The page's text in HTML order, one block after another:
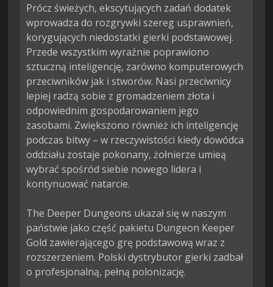
Prócz świeżych, ekscytujących zadań dodatek
wprowadza do rozgrywki szereg usprawnień,
korygujących niedostatki gierki podstawowej.
Przede wszystkim wyraźnie poprawiono
sztuczną inteligencję, zarówno komputerowych
przeciwników jak i stworów. Nasi przeciwnicy
lepiej radzą sobie z gromadzeniem złota i
odpowiednim gospodarowaniem jego
zasobami. Zwiększono również ich inteligencję
podczas bitwy – w rzeczywistości kiedy dowódca
oddziału zostaje pokonany, żołnierze umieą
wybrać spośród siebie nowego lidera i
kontynuować natarcie.
The Deeper Dungeons ukazał się w naszym
państwie jako część pakietu Dungeon Keeper
Gold zawierającego grę podstawową wraz z
rozszerzeniem. Polski dystrybutor gierki zadbał
o profesjonalną, pełną polonizację.